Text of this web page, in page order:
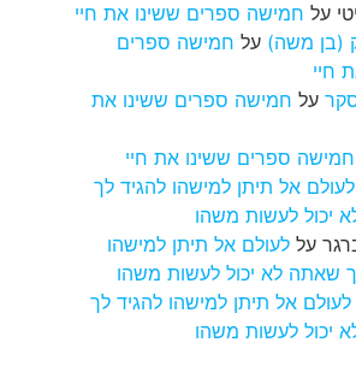
על חמישה ספרים ששינו את חיי
(בן משה) על חמישה ספרים
חיי
על חמישה ספרים ששינו את
חמישה ספרים ששינו את חיי
לעולם אל תיתן למישהו להגיד לך
יכול לעשות משהו
על לעולם אל תיתן למישהו
שאתה לא יכול לעשות משהו
לעולם אל תיתן למישהו להגיד לך
יכול לעשות משהו